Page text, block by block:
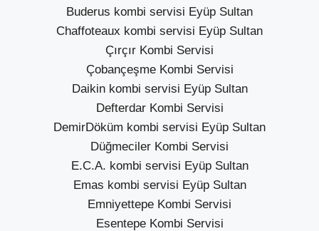
Buderus kombi servisi Eyüp Sultan
Chaffoteaux kombi servisi Eyüp Sultan
Çırçır Kombi Servisi
Çobançeşme Kombi Servisi
Daikin kombi servisi Eyüp Sultan
Defterdar Kombi Servisi
DemirDöküm kombi servisi Eyüp Sultan
Düğmeciler Kombi Servisi
E.C.A. kombi servisi Eyüp Sultan
Emas kombi servisi Eyüp Sultan
Emniyettepe Kombi Servisi
Esentepe Kombi Servisi